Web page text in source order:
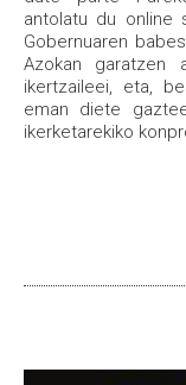
antolatu du online
Gobernuaren
Azokan garatzen
ikertzaileei, eta,
eman diete
ikerketarekiko